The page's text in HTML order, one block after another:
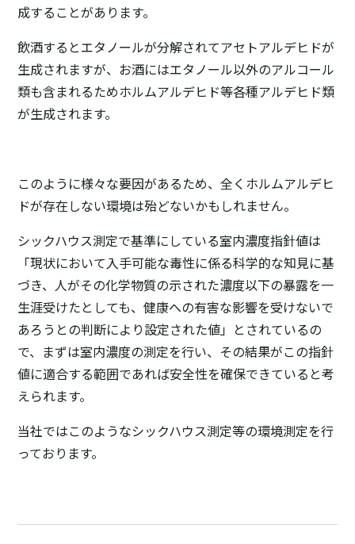
成することがあります。
飲酒するとエタノールが分解されてアセトアルデヒドが
生成されますが、お酒にはエタノール以外のアルコール
類も含まれるためホルムアルデヒド等各種アルデヒド類
が生成されます。
このように様々な要因があるため、全くホルムアルデヒ
ドが存在しない環境は殆どないかもしれません。
シックハウス測定で基準にしている室内濃度指針値は
「現状において入手可能な毒性に係る科学的な知見に基
づき、人がその化学物質の示された濃度以下の暴露を一
生涯受けたとしても、健康への有害な影響を受けないで
あろうとの判断により設定された値」とされているの
で、まずは室内濃度の測定を行い、その結果がこの指針
値に適合する範囲であれば安全性を確保できていると考
えられます。
当社ではこのようなシックハウス測定等の環境測定を行
っております。